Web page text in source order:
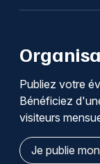
Publiez votre
Bénéficiez
visiteurs
Je publie